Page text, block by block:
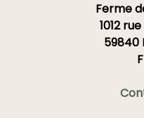
Ferme
1012
59840